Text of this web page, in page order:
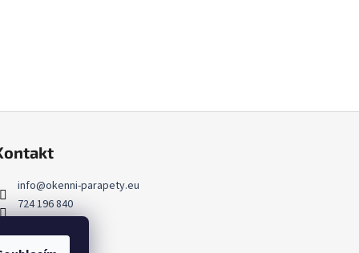
info@okenni-parapety.eu
724 196 840